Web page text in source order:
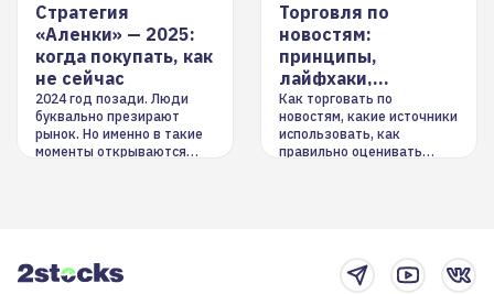
Стратегия
«Аленки» — 2025:
когда покупать, как
не сейчас
2024 год позади. Люди
буквально презирают
рынок. Но именно в такие
моменты открываются
Торговля по
новостям:
принципы,
лайфхаки,
инструменты
Как торговать по
новостям, какие источники
использовать, как
правильно оценивать